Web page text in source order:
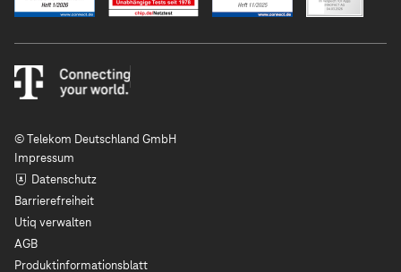
© Telekom Deutschland GmbH
Impressum
Datenschutz
Barrierefreiheit
Utiq verwalten
AGB
Produktinformationsblatt